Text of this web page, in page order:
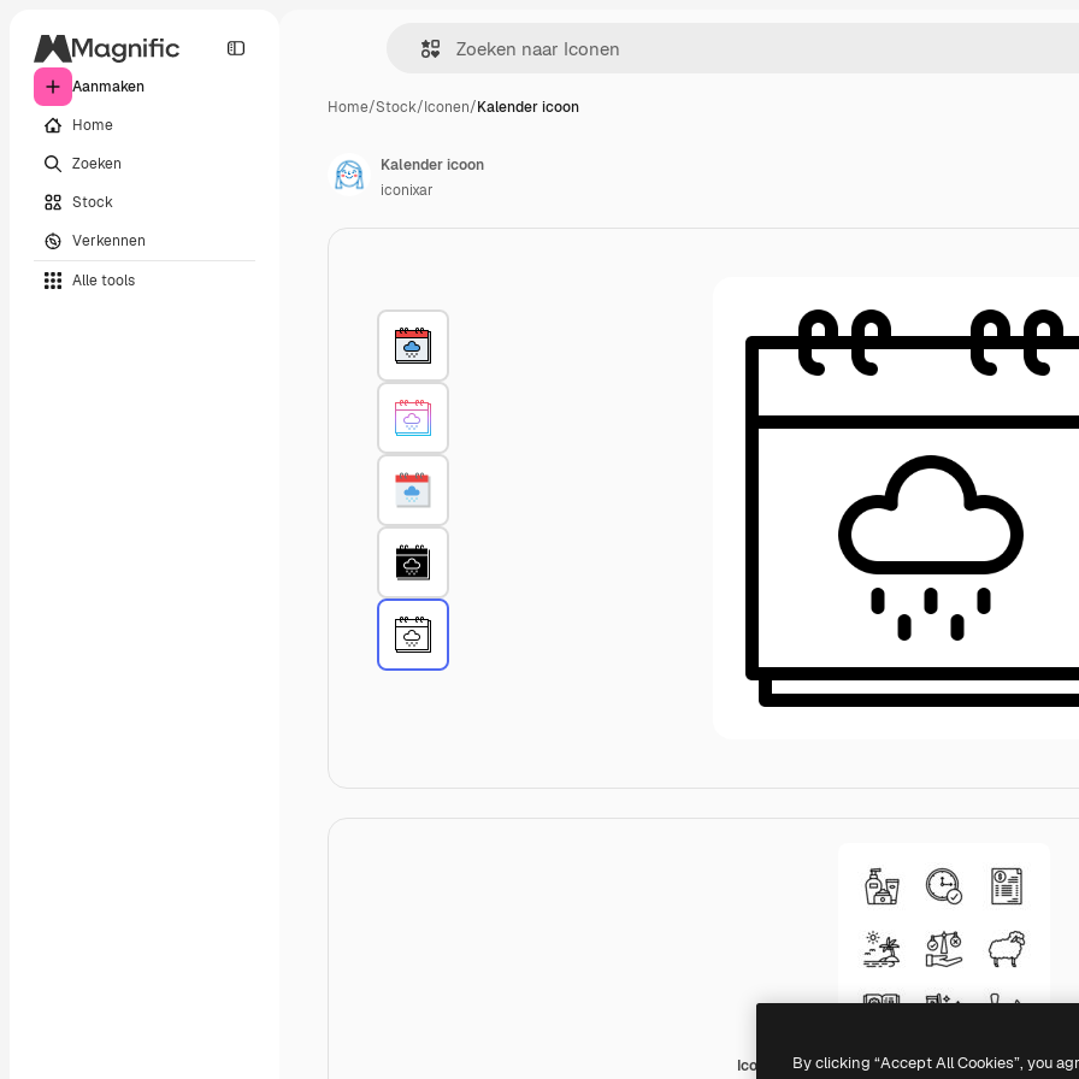
Aanmaken
Home
Zoeken
Stock
Verkennen
Alle tools
Home/Stock/Iconen/Kalender icoon
Iconixar Outline
Kalender icoon
iconixar
By clicking “Accept All Cookies”, you